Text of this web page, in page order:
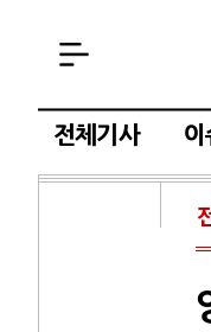
전체기사 이